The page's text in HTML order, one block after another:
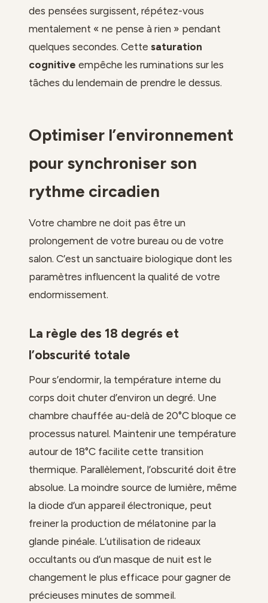
des pensées surgissent, répétez-vous
mentalement « ne pense à rien » pendant
quelques secondes. Cette saturation
cognitive empêche les ruminations sur les
tâches du lendemain de prendre le dessus.
Optimiser l’environnement
pour synchroniser son
rythme circadien
Votre chambre ne doit pas être un
prolongement de votre bureau ou de votre
salon. C’est un sanctuaire biologique dont les
paramètres influencent la qualité de votre
endormissement.
La règle des 18 degrés et
l’obscurité totale
Pour s’endormir, la température interne du
corps doit chuter d’environ un degré. Une
chambre chauffée au-delà de 20°C bloque ce
processus naturel. Maintenir une température
autour de 18°C facilite cette transition
thermique. Parallèlement, l’obscurité doit être
absolue. La moindre source de lumière, même
la diode d’un appareil électronique, peut
freiner la production de mélatonine par la
glande pinéale. L’utilisation de rideaux
occultants ou d’un masque de nuit est le
changement le plus efficace pour gagner de
précieuses minutes de sommeil.